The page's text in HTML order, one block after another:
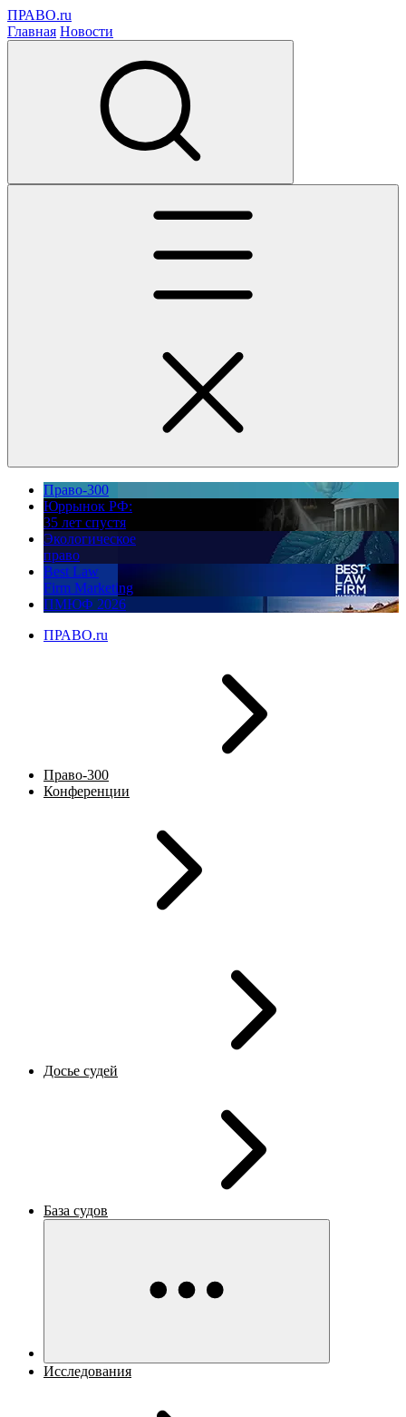
ПРАВО.ru
Главная Новости
Право-300
Юррынок РФ:
35 лет спустя
Экологическое
право
Best Law
Firm Marketing
ПМЮФ 2026
ПРАВО.ru
Право-300
Конференции
Досье судей
База судов
Исследования